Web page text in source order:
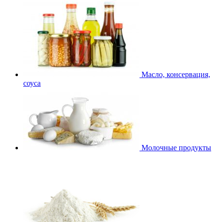
Масло, консервация,
соуса
Молочные продукты